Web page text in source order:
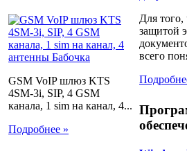
GSM VoIP шлюз KTS
4SM-3i, SIP, 4 GSM
канала, 1 sim на канал, 4...
Подробнее »
Для того,
защитой
всего